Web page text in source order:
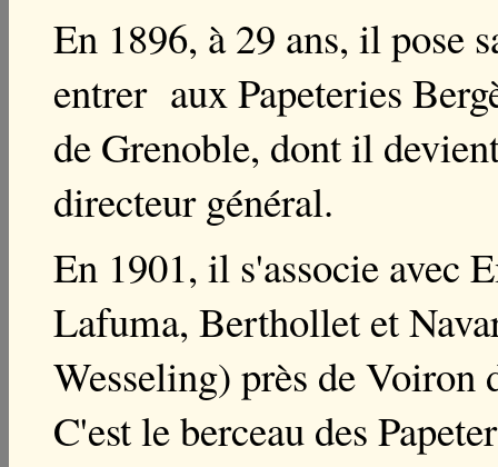
En 1896, à 29 ans, il pose
entrer aux Papeteries
de Grenoble, dont il
directeur général.
En 1901, il s'associe avec
Lafuma, Berthollet et
Wesseling) près de Voiron
C'est le berceau des